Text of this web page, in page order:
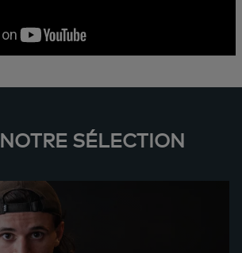
NOTRE SÉLECTION